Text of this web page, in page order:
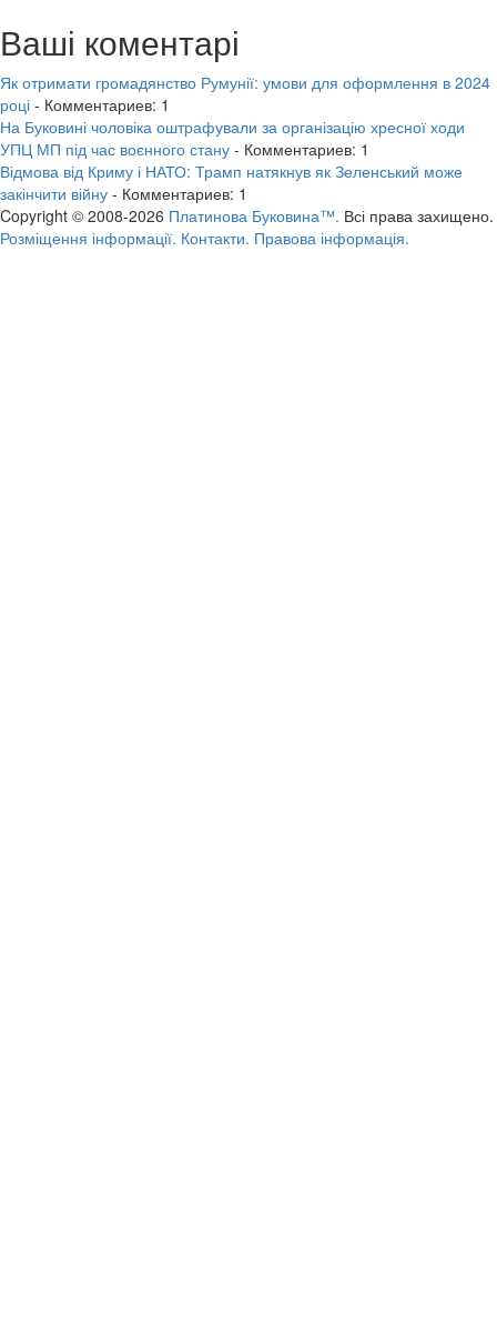
Ваші коментарі
Як отримати громадянство Румунії: умови для оформлення в 2024
році - Комментариев: 1
На Буковині чоловіка оштрафували за організацію хресної ходи
УПЦ МП під час воєнного стану - Комментариев: 1
Відмова від Криму і НАТО: Трамп натякнув як Зеленський може
закінчити війну - Комментариев: 1
Copyright © 2008-2026 Платинова Буковина™. Всі права захищено.
Розміщення інформації. Контакти. Правова інформація.